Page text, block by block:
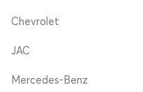
Chevrolet
JAC
Mercedes-Benz